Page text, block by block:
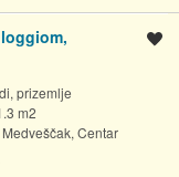
prizemlje
m2
Centar